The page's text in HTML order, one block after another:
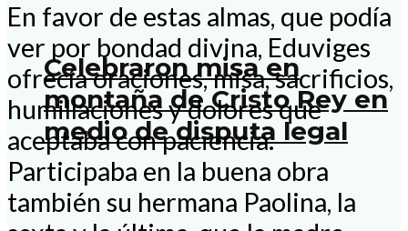
Celebraron misa en
montaña de Cristo Rey en
medio de disputa legal
En favor de estas almas, que podía
ver por bondad divina, Eduviges
ofrecía oraciones, misa, sacrificios,
humillaciones y dolores que
aceptaba con paciencia.
Participaba en la buena obra
también su hermana Paolina, la